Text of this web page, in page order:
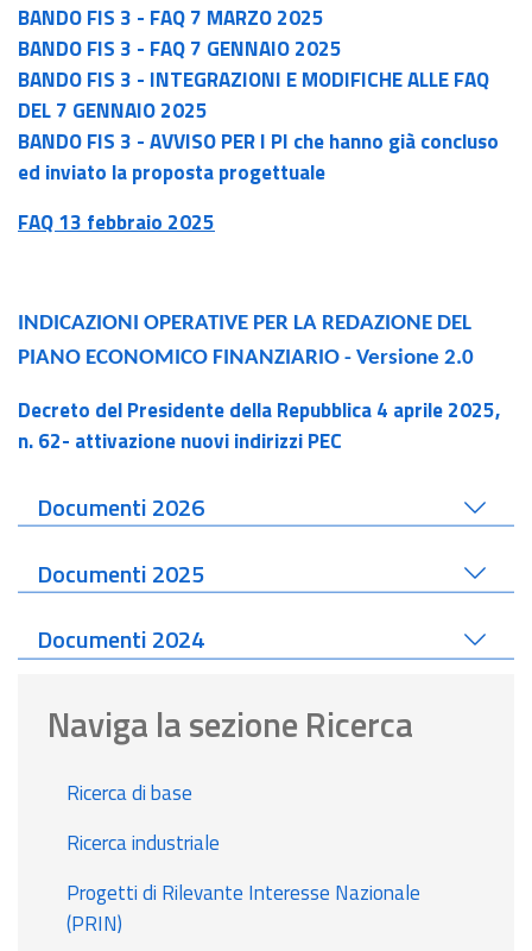
BANDO FIS 3 - FAQ 7 MARZO 2025
BANDO FIS 3 - FAQ 7 GENNAIO 2025
BANDO FIS 3 - INTEGRAZIONI E MODIFICHE ALLE FAQ
DEL 7 GENNAIO 2025
BANDO FIS 3 - AVVISO PER I PI che hanno già concluso
ed inviato la proposta progettuale
FAQ 13 febbraio 2025
INDICAZIONI OPERATIVE PER LA REDAZIONE DEL
PIANO ECONOMICO FINANZIARIO - Versione 2.0
Decreto del Presidente della Repubblica 4 aprile 2025,
n. 62- attivazione nuovi indirizzi PEC
Documenti 2026
Documenti 2025
Documenti 2024
Naviga la sezione Ricerca
Ricerca di base
Ricerca industriale
Progetti di Rilevante Interesse Nazionale
(PRIN)